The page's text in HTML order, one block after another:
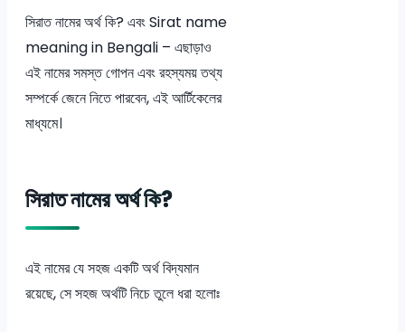
সিরাত নামের অর্থ কি? এবং Sirat name
meaning in Bengali – এছাড়াও
এই নামের সমস্ত গোপন এবং রহস্যময় তথ্য
সম্পর্কে জেনে নিতে পারবেন, এই আর্টিকেলের
মাধ্যমে।
সিরাত নামের অর্থ কি?
এই নামের যে সহজ একটি অর্থ বিদ্যমান
রয়েছে, সে সহজ অর্থটি নিচে তুলে ধরা হলোঃ